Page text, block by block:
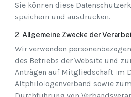
Sie können diese
speichern und ausdrucken.
2 Allgemeine Zwecke der
Wir verwenden
des Betriebs der Website und
Anträgen auf Mitgliedschaft im
Altphilologenverband sowie